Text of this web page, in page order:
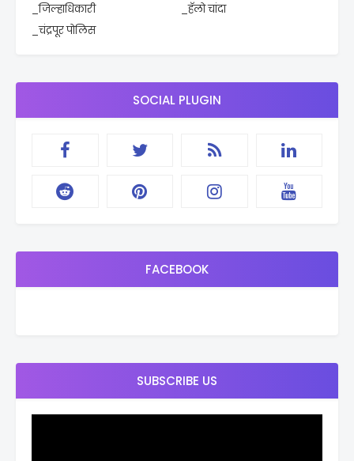
_जिल्हाधिकारी
_हॅलो चांदा
_चंद्रपूर पोलिस
SOCIAL PLUGIN
FACEBOOK
SUBSCRIBE US